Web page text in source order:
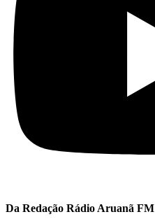
Da Redação Rádio Aruanã FM